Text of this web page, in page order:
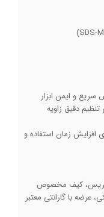
تنظیم دقیق زاویه
افزایش زمان استفاده و
عرضه با گارانتی معتبر